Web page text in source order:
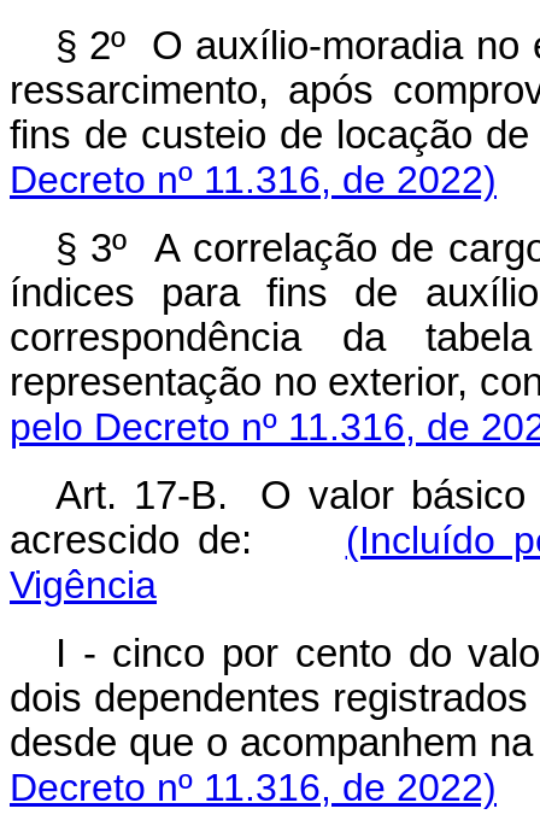
§ 2º O auxílio-moradia no
ressarcimento, após
fins de custeio de locação
Decreto nº 11.316, de 2022)
§ 3º A correlação de
índices para fins de
correspondência da
representação no exterior,
pelo Decreto nº 11.316, de
Art. 17-B. O valor básico
acrescido de: (Incluído
Vigência
I - cinco por cento do
dois dependentes
desde que o
Decreto nº 11.316, de 2022)